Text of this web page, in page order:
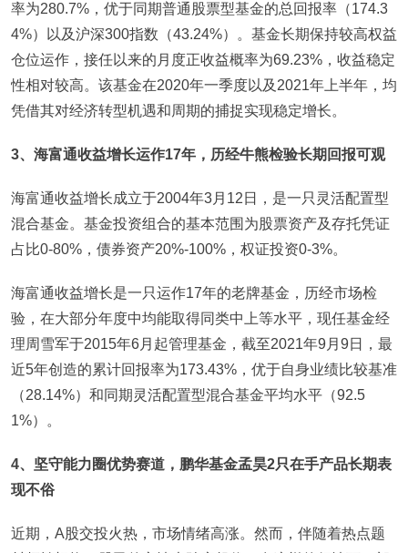
率为280.7%，优于同期普通股票型基金的总回报率（174.3
4%）以及沪深300指数（43.24%）。基金长期保持较高权益
仓位运作，接任以来的月度正收益概率为69.23%，收益稳定
性相对较高。该基金在2020年一季度以及2021年上半年，均
凭借其对经济转型机遇和周期的捕捉实现稳定增长。
3、海富通收益增长运作17年，历经牛熊检验长期回报可观
海富通收益增长成立于2004年3月12日，是一只灵活配置型
混合基金。基金投资组合的基本范围为股票资产及存托凭证
占比0-80%，债券资产20%-100%，权证投资0-3%。
海富通收益增长是一只运作17年的老牌基金，历经市场检
验，在大部分年度中均能取得同类中上等水平，现任基金经
理周雪军于2015年6月起管理基金，截至2021年9月9日，最
近5年创造的累计回报率为173.43%，优于自身业绩比较基准
（28.14%）和同期灵活配置型混合基金平均水平（92.5
1%）。
4、坚守能力圈优势赛道，鹏华基金孟昊2只在手产品长期表
现不俗
近期，A股交投火热，市场情绪高涨。然而，伴随着热点题